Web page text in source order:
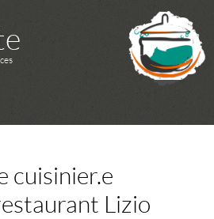
cuisinier.e
Lizio